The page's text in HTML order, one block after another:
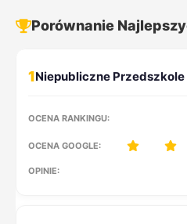
Porównanie
1